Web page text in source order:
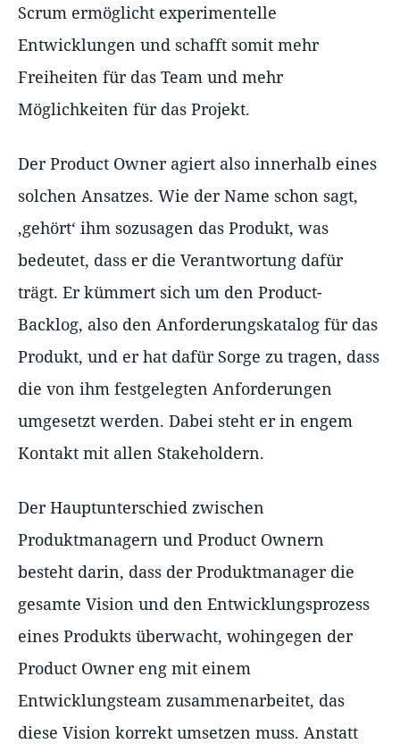
Scrum ermöglicht experimentelle
Entwicklungen und schafft somit mehr
Freiheiten für das Team und mehr
Möglichkeiten für das Projekt.
Der Product Owner agiert also innerhalb eines
solchen Ansatzes. Wie der Name schon sagt,
‚gehört‘ ihm sozusagen das Produkt, was
bedeutet, dass er die Verantwortung dafür
trägt. Er kümmert sich um den Product-
Backlog, also den Anforderungskatalog für das
Produkt, und er hat dafür Sorge zu tragen, dass
die von ihm festgelegten Anforderungen
umgesetzt werden. Dabei steht er in engem
Kontakt mit allen Stakeholdern.
Der Hauptunterschied zwischen
Produktmanagern und Product Ownern
besteht darin, dass der Produktmanager die
gesamte Vision und den Entwicklungsprozess
eines Produkts überwacht, wohingegen der
Product Owner eng mit einem
Entwicklungsteam zusammenarbeitet, das
diese Vision korrekt umsetzen muss. Anstatt